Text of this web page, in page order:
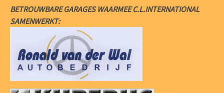
BETROUWBARE GARAGES WAARMEE C.L.INTERNATIONAL
SAMENWERKT: